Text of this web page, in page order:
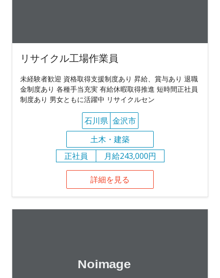
リサイクル工場作業員
未経験者歓迎 資格取得支援制度あり 昇給、賞与あり 退職
金制度あり 各種手当充実 有給休暇取得推進 短時間正社員
制度あり 男女ともに活躍中 リサイクルセン
石川県 金沢市
土木・建築
正社員
月給243,000円
詳細を見る